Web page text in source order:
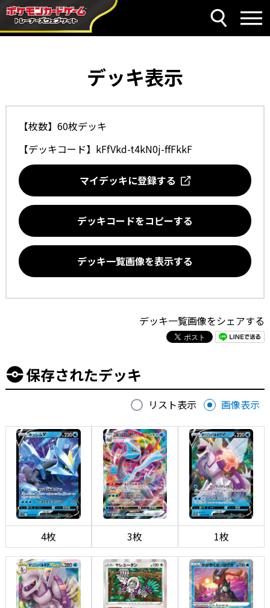
デッキ表示
【枚数】60枚デッキ
【デッキコード】 kFfVkd-t4kN0j-ffFkkF
マイデッキに登録する
デッキコードをコピーする
デッキ一覧画像を表示する
デッキ一覧画像をシェアする
保存されたデッキ
リスト表示 画像表示
4枚 3枚 1枚